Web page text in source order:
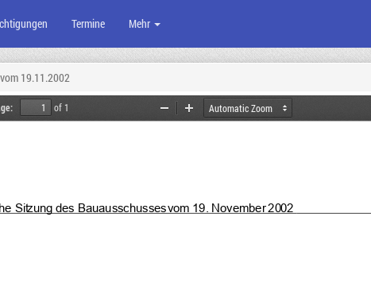
Termine Mehr
vom 19.11.2002
of 1
Zoom Zoom
Sitzung des Bauausschusses vom 19. November 2002